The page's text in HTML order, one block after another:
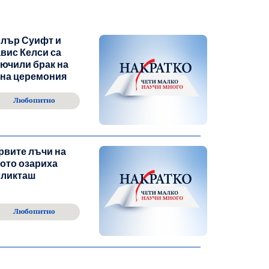
Суифт и
Келси са
брак на
церемония
Любопитно
лъчи на
озариха
Любопитно